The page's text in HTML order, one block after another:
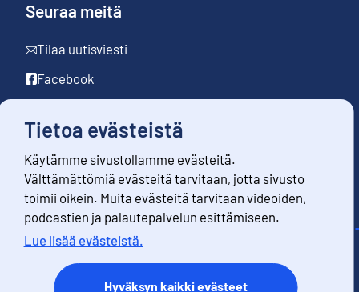
Tietoa evästeistä
Käytämme sivustollamme evästeitä.
Välttämättömiä evästeitä tarvitaan, jotta sivusto
toimii oikein. Muita evästeitä tarvitaan videoiden,
podcastien ja palautepalvelun esittämiseen.
Lue lisää evästeistä.
Hyväksyn kaikki evästeet
Seuraa meitä
Tilaa uutisviesti
Facebook
YouTube
Instagram
Palaute